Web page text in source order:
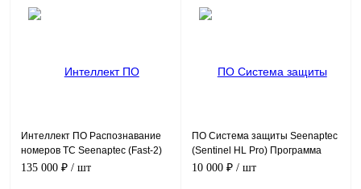
Интеллект ПО Распознавание
номеров ТС Seenaptec (Fast-2)
Программное обеспечение
135 000 ₽ / шт
ПО Система защиты Seenaptec
(Sentinel HL Pro) Программа
10 000 ₽ / шт